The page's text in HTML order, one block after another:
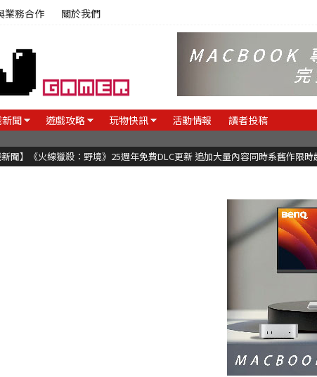
業務合作 關於我們
聞 遊戲攻略 玩物快訊 活動情報 讀者投稿
新聞】《火線獵殺：野境》25週年免費DLC更新 追加大量內容同時系舊作限時